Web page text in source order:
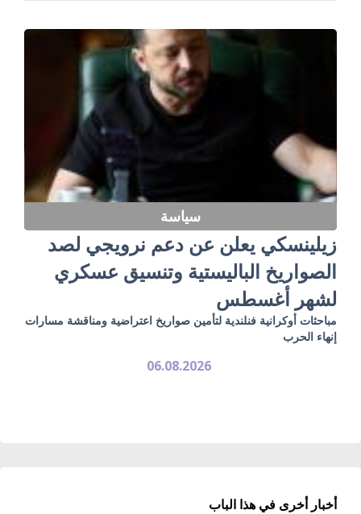
سياسة
زيلينسكي يعلن عن دعم نرويجي لصد
الصواريخ الباليستية وتنسيق عسكري
لشهر أغسطس
مباحثات أوكرانية فنلندية لتأمين صواريخ اعتراضية ومناقشة مسارات
إنهاء الحرب
06.08.2026
أخبار أخرى في هذا الباب